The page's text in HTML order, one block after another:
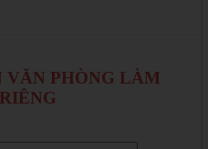
PHÒNG LÀM